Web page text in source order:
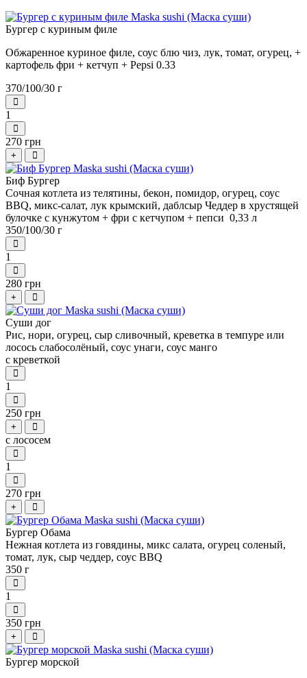
Бургер с куриным филе
Обжаренное куриное филе, соус блю чиз, лук, томат, огурец, +
картофель фри + кетчуп + Pepsi 0.33
370/100/30 г
1
270 грн
+
Биф Бургер
Сочная котлета из телятины, бекон, помидор, огурец, соус
BBQ, микс-салат, лук крымский, даблсыр Чеддер в хрустящей
булочке с кунжутом + фри с кетчупом + пепси 0,33 л
350/100/30 г
1
280 грн
+
Суши дог
Рис, нори, огурец, сыр сливочный, креветка в темпуре или
лосось слабосолёный, соус унаги, соус манго
с креветкой
1
250 грн
+
с лососем
1
270 грн
+
Бургер Обама
Нежная котлета из говядины, микс салата, огурец соленый,
томат, лук, сыр чеддер, соус BBQ
350 г
1
350 грн
+
Бургер морской